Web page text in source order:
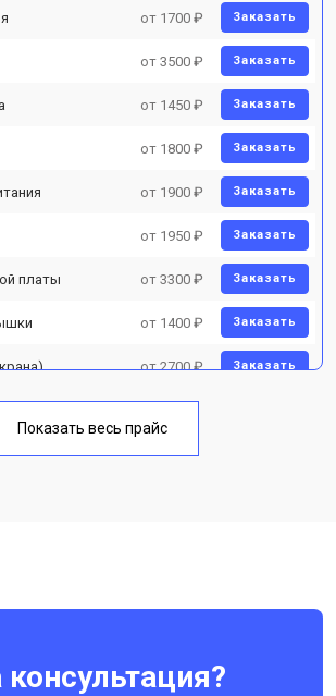
от 1700 ₽ Заказать
от 3500 ₽ Заказать
от 1450 ₽ Заказать
от 1800 ₽ Заказать
от 1900 ₽ Заказать
от 1950 ₽ Заказать
платы от 3300 ₽ Заказать
от 1400 ₽ Заказать
от 2700 ₽ Заказать
от 1750 ₽
Показать весь прайс